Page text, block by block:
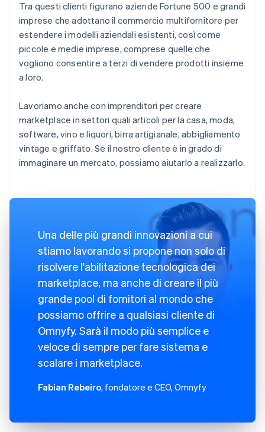
Tra questi clienti figurano aziende Fortune 500 e grandi
imprese che adottano il commercio multifornitore per
estendere i modelli aziendali esistenti, così come
piccole e medie imprese, comprese quelle che
vogliono consentire a terzi di vendere prodotti insieme
a loro.
Lavoriamo anche con imprenditori per creare
marketplace in settori quali articoli per la casa, moda,
software, vino e liquori, birra artigianale, abbigliamento
vintage e griffato. Se il nostro cliente è in grado di
immaginare un mercato, possiamo aiutarlo a realizzarlo.
Una delle più grandi innovazioni a cui
stiamo lavorando si propone non solo di
risolvere l'abilitazione tecnologica dei
marketplace, ma anche di creare il più
grande pool di fornitori al mondo che
possiamo offrire a qualsiasi cliente di
Omnyfy. Sarà il modo più semplice e
veloce di sempre per fare sistema e
scalare i marketplace.
Fabian Rebeiro, fondatore e CEO, Omnyfy